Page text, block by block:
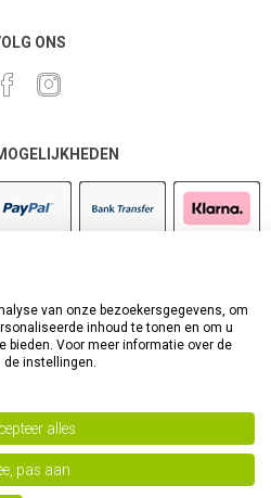
ONS
bynopCommerce
van onze bezoekersgegevens, om
inhoud te tonen en om u
bieden. Voor meer informatie over de
de instellingen.
alles
pas aan